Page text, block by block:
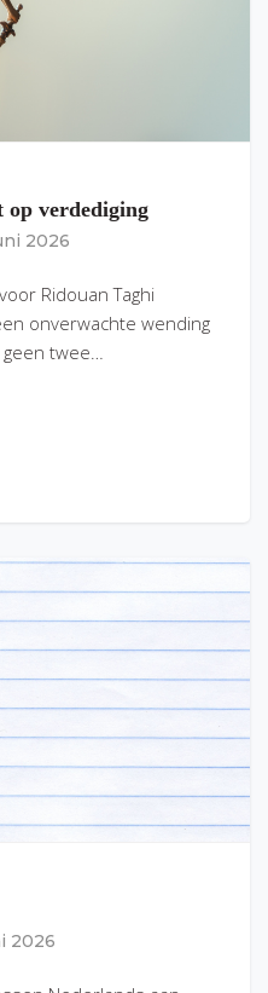
op verdediging
2026
Ridouan Taghi
onverwachte wending
twee…
2026